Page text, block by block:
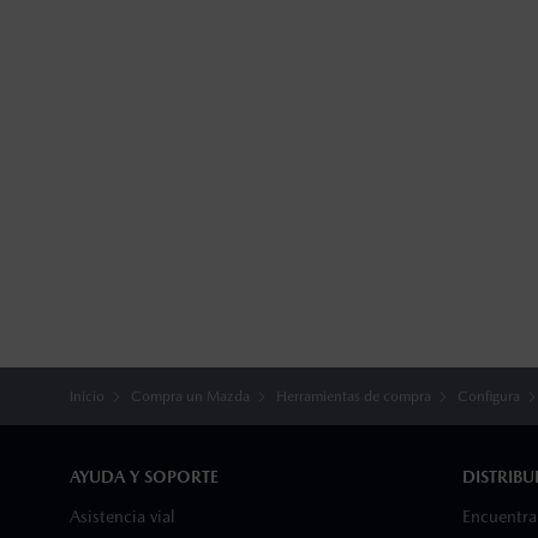
Inicio Compra un Mazda Herramientas de compra Configura
AYUDA Y SOPORTE
Asistencia vial
Existen factores por los que SCBS
reflejen el láser de forma correcta) El
accidentes ayudando al conductor a
combinación de dichos sistemas puede
en todo momento. No todos estos
para obtener detalles sobre la